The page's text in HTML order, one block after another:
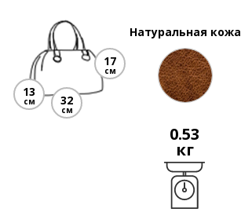
13
см
17
см
32
см
Натуральная кожа
0.53
кг